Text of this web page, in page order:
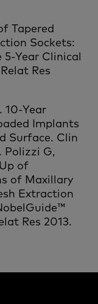
Tapered
Sockets:
Year Clinical
Res
10-Year
Implants
Surface. Clin
Polizzi G,
of
of Maxillary
Extraction
Res 2013.